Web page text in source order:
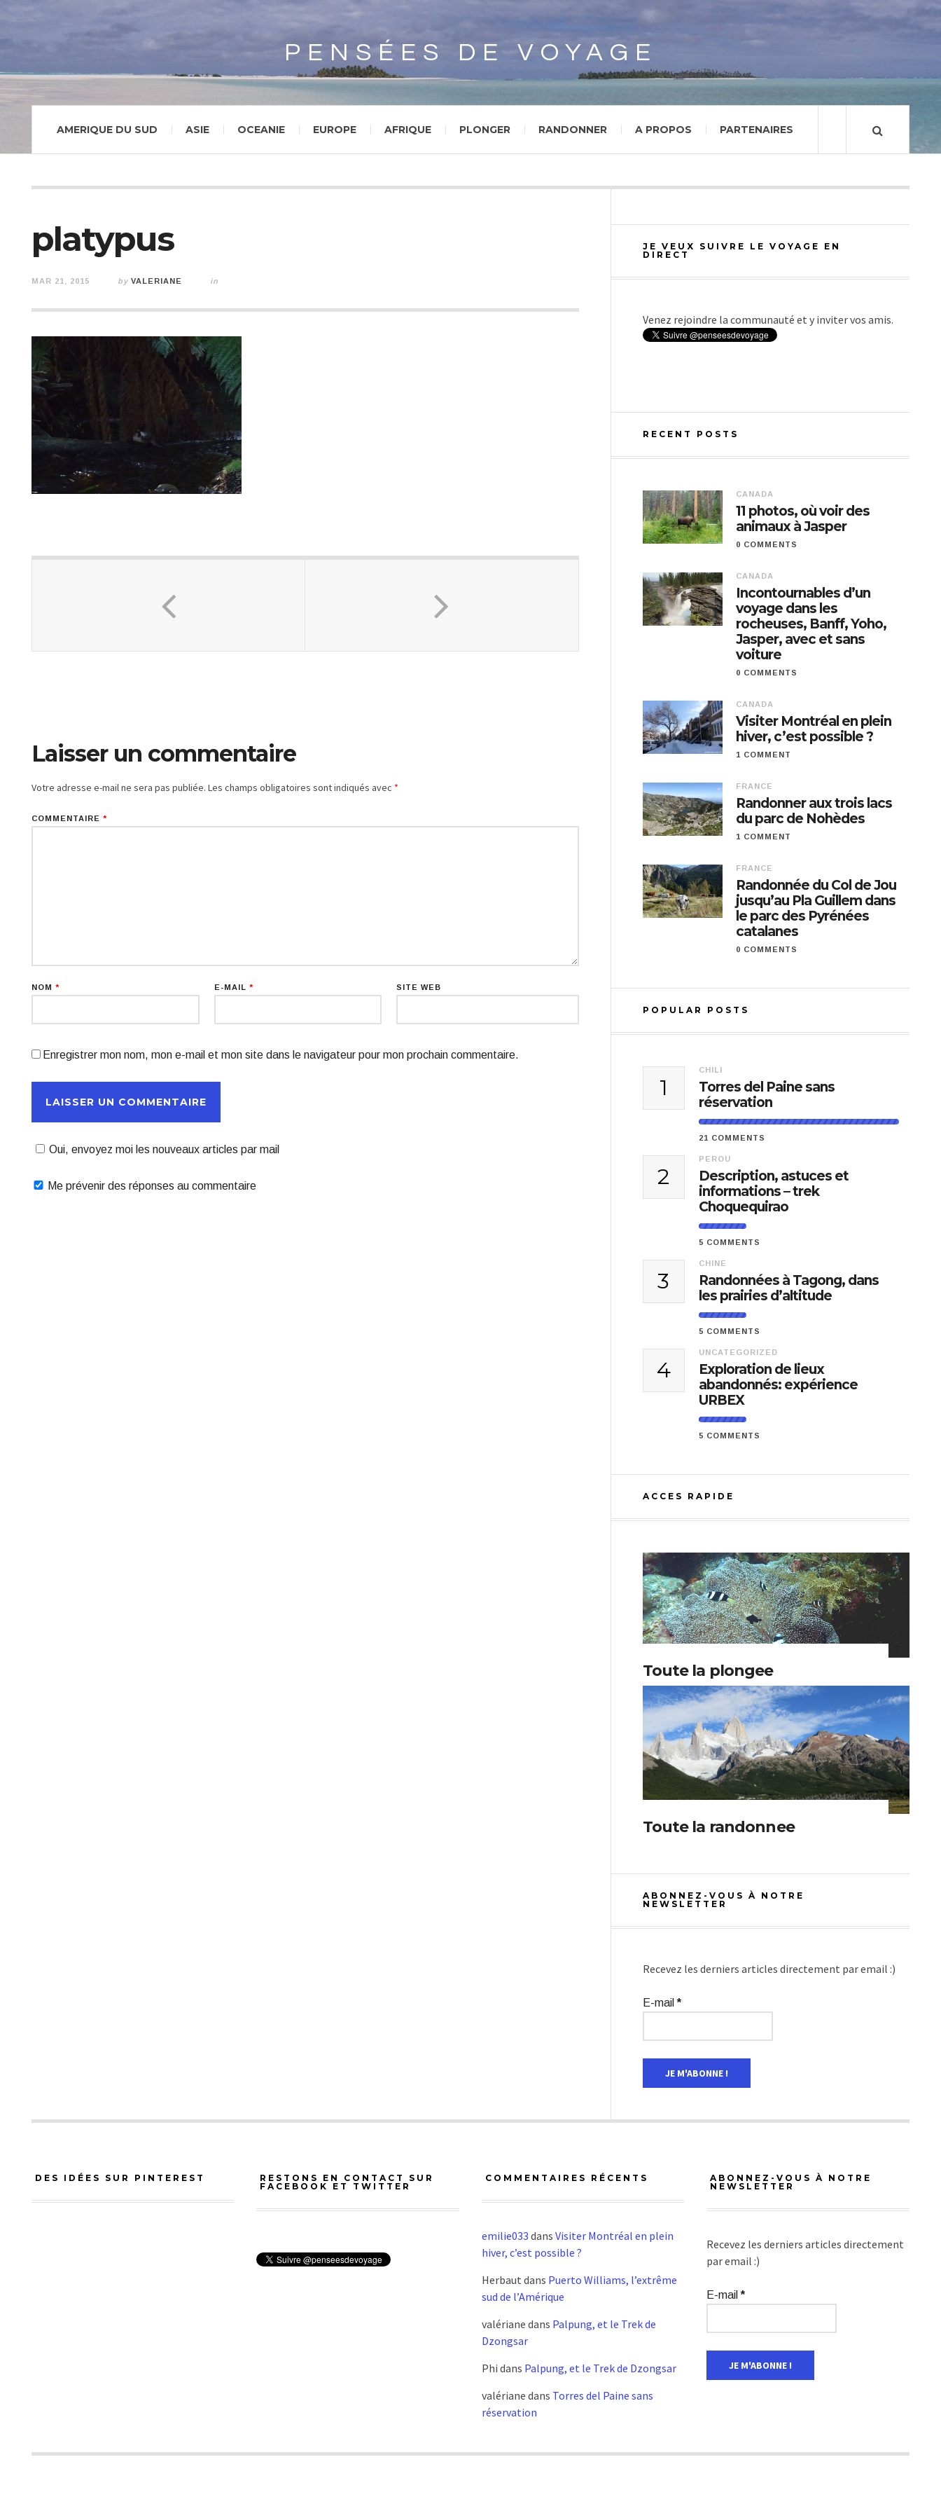
Array
PENSÉES DE VOYAGE
AMERIQUE DU SUD ASIE OCEANIE EUROPE AFRIQUE PLONGER RANDONNER A PROPOS PARTENAIRES
platypus
MAR 21, 2015 by VALERIANE in
Laisser un commentaire
Votre adresse e-mail ne sera pas publiée. Les champs obligatoires sont indiqués avec *
COMMENTAIRE *
NOM * E-MAIL * SITE WEB
Enregistrer mon nom, mon e-mail et mon site dans le navigateur pour mon prochain commentaire.
Oui, envoyez moi les nouveaux articles par mail
Me prévenir des réponses au commentaire
JE VEUX SUIVRE LE VOYAGE EN
DIRECT
Venez rejoindre la communauté et y inviter vos amis.
RECENT POSTS
CANADA
11 photos, où voir des
animaux à Jasper
0 COMMENTS
CANADA
Incontournables d’un
voyage dans les
rocheuses, Banff, Yoho,
Jasper, avec et sans
voiture
0 COMMENTS
CANADA
Visiter Montréal en plein
hiver, c’est possible ?
1 COMMENT
FRANCE
Randonner aux trois lacs
du parc de Nohèdes
1 COMMENT
FRANCE
Randonnée du Col de Jou
jusqu’au Pla Guillem dans
le parc des Pyrénées
catalanes
0 COMMENTS
POPULAR POSTS
1
CHILI
Torres del Paine sans
réservation
21 COMMENTS
2
PEROU
Description, astuces et
informations – trek
Choquequirao
5 COMMENTS
3
CHINE
Randonnées à Tagong, dans
les prairies d’altitude
5 COMMENTS
4
UNCATEGORIZED
Exploration de lieux
abandonnés: expérience
URBEX
5 COMMENTS
ACCES RAPIDE
Toute la plongee
Toute la randonnee
ABONNEZ-VOUS À NOTRE
NEWSLETTER
Recevez les derniers articles directement par email :)
E-mail*
DES IDÉES SUR PINTEREST
RESTONS EN CONTACT SUR
FACEBOOK ET TWITTER
COMMENTAIRES RÉCENTS
emilie033 dans Visiter Montréal en plein
hiver, c’est possible ?
Herbaut dans Puerto Williams, l’extrême
sud de l’Amérique
valériane dans Palpung, et le Trek de
Dzongsar
Phi dans Palpung, et le Trek de Dzongsar
valériane dans Torres del Paine sans
réservation
ABONNEZ-VOUS À NOTRE
NEWSLETTER
Recevez les derniers articles directement
par email :)
E-mail*